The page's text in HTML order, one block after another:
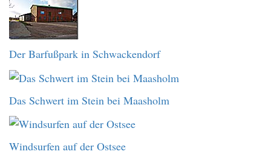
Der Barfußpark in Schwackendorf
Das Schwert im Stein bei Maasholm
Windsurfen auf der Ostsee